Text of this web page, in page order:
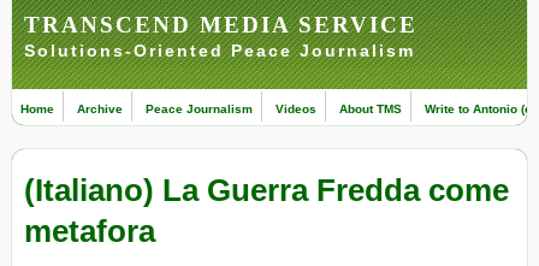
TRANSCEND MEDIA SERVICE
Solutions-Oriented Peace Journalism
Home Archive Peace Journalism Videos About TMS Write to Antonio
(Italiano) La Guerra Fredda come
metafora